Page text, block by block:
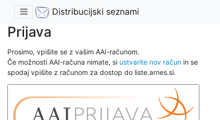
Distribucijski seznami
Prijava
Prosimo, vpišite se z vašim AAI-računom.
Če možnosti AAI-računa nimate, si ustvarite nov račun in se
spodaj vpišite z računom za dostop do liste.arnes.si.